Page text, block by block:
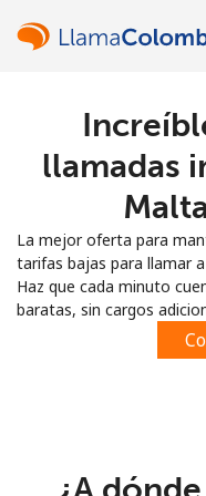
llamadas
La mejor oferta para
tarifas bajas para llamar
Haz que cada minuto
baratas, sin cargos